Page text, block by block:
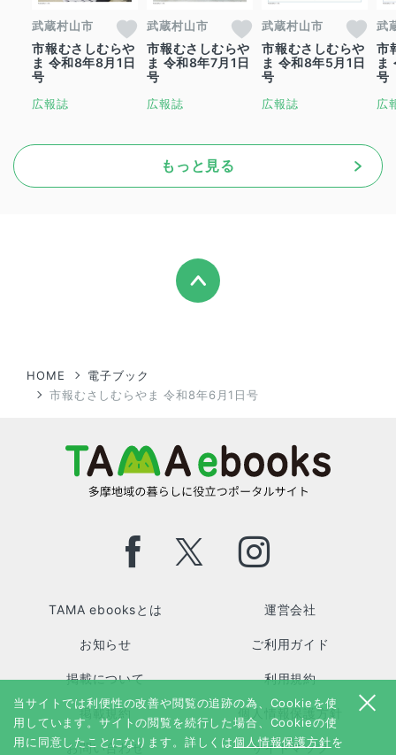
武蔵村山市
市報むさしむらや
ま 令和8年8月1日
号
広報誌
武蔵村山市
市報むさしむらや
ま 令和8年7月1日
号
広報誌
武蔵村山市
市報むさしむらや
ま 令和8年5月1日
号
広報誌
武
市
ま
号
広
もっと見る
HOME
電子ブック
市報むさしむらやま 令和8年6月1日号
TAMA ebooksとは 運営会社
お知らせ ご利用ガイド
掲載について 利用規約
掲載規約 個人情報保護方針
お問い合わせ サイトマップ
当サイトでは利便性の改善や閲覧の追跡の為、Cookieを使
用しています。サイトの閲覧を続行した場合、Cookieの使
用に同意したことになります。詳しくは個人情報保護方針を